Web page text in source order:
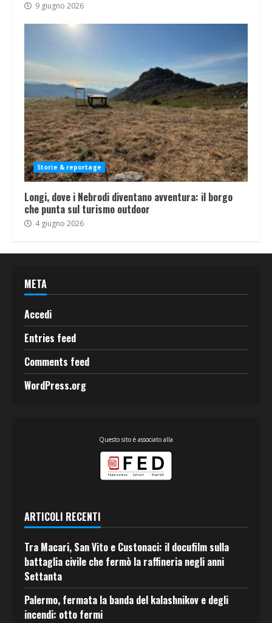
9 giugno 2026
Storie & reportage
Longi, dove i Nebrodi diventano avventura: il borgo
che punta sul turismo outdoor
4 giugno 2026
META
Accedi
Entries feed
Comments feed
WordPress.org
Questo sito è associato alla
ARTICOLI RECENTI
Tra Macari, San Vito e Custonaci: il docufilm sulla
battaglia civile che fermò la raffineria negli anni
Settanta
Palermo, fermata la banda del kalashnikov e degli
incendi: otto fermi